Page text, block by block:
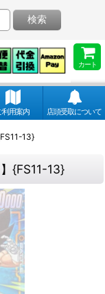
カート
検索
利用案内 店頭受取について
13}
{FS11-13}